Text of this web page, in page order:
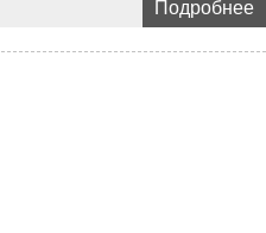
Подробнее